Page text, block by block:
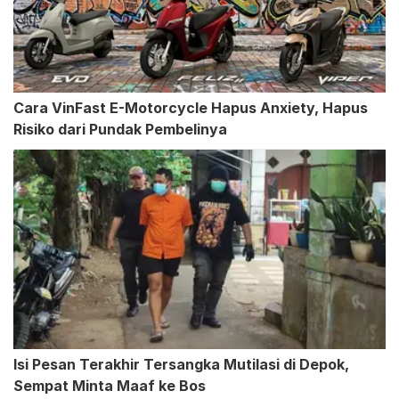
Cara VinFast E-Motorcycle Hapus Anxiety, Hapus
Risiko dari Pundak Pembelinya
Isi Pesan Terakhir Tersangka Mutilasi di Depok,
Sempat Minta Maaf ke Bos